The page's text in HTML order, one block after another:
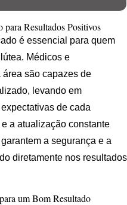
Resultados Positivos
é essencial para quem
Médicos e
são capazes de
levando em
de cada
a atualização constante
a segurança e a
diretamente nos resultados
um Bom Resultado